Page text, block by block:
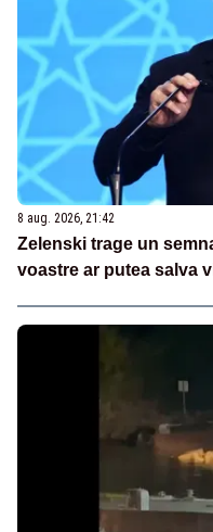
8 aug. 2026, 21:42
Zelenski trage un
voastre ar putea salva